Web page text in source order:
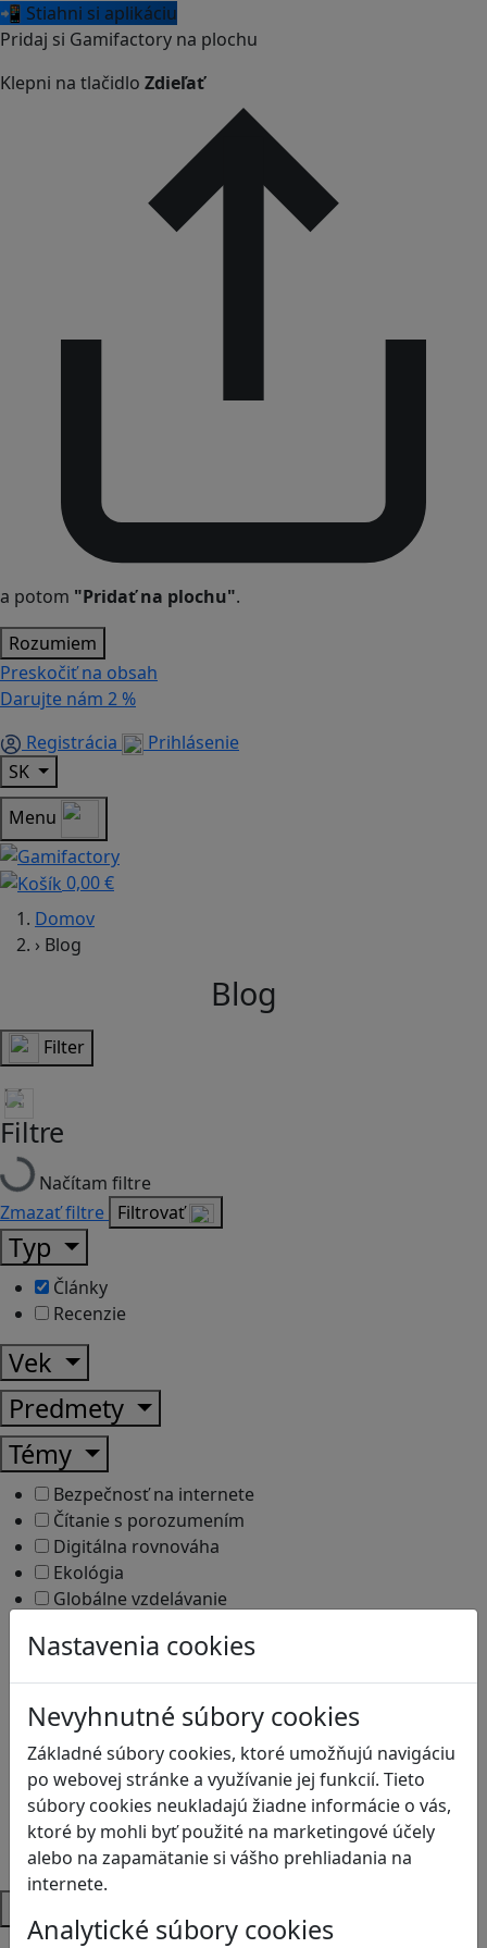
📲 Stiahni si aplikáciu
Pridaj si Gamifactory na plochu
Klepni na tlačidlo Zdieľať
a potom "Pridať na plochu".
Rozumiem
Preskočiť na obsah
Darujte nám 2 %
Registrácia
Prihlásenie
SK
Menu
0,00 €
Nastavenia cookies
Nevyhnutné súbory cookies
Základné súbory cookies, ktoré umožňujú navigáciu
po webovej stránke a využívanie jej funkcií. Tieto
súbory cookies neukladajú žiadne informácie o vás,
ktoré by mohli byť použité na marketingové účely
alebo na zapamätanie si vášho prehliadania na
internete.
Analytické súbory cookies
Domov
› Blog
Blog
Filter
Filtre
Načítam filtre
Zmazať filtre Filtrovať
Typ
Články
Recenzie
Vek
Predmety
Témy
Bezpečnosť na internete
Čítanie s porozumením
Digitálna rovnováha
Ekológia
Globálne vzdelávanie
Kritické myslenie
Kyberšikana
Logické myslenie
Ľudské práva a tolerancia
Motorika a koncentrácia
Programovanie/Technika
Sociálne zručnosti a kooperácia
Strategické myslenie
Zdravie a pohyb